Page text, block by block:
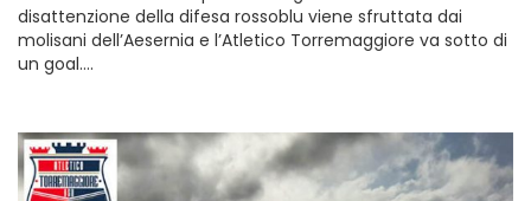
disattenzione della difesa rossoblu viene sfruttata dai
molisani dell’Aesernia e l’Atletico Torremaggiore va sotto di
un goal….